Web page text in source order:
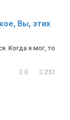
Вы, этих
Когда я мог, то
0 251